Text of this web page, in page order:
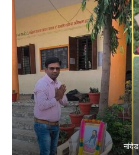
नांदेड